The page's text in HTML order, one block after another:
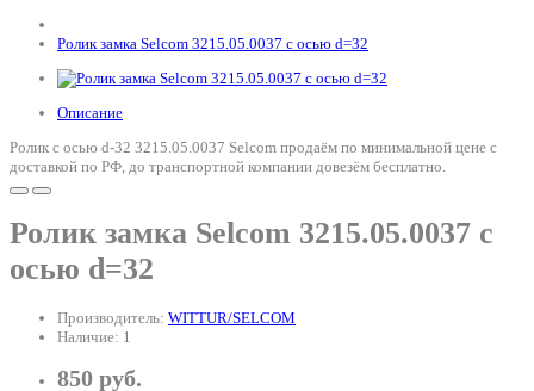
Ролик замка Selcom 3215.05.0037 с осью d=32
Описание
Ролик с осью d-32 3215.05.0037 Selcom продаём по минимальной цене с
доставкой по РФ, до транспортной компании довезём бесплатно.
Ролик замка Selcom 3215.05.0037 с
осью d=32
Производитель: WITTUR/SELCOM
Наличие: 1
850 руб.